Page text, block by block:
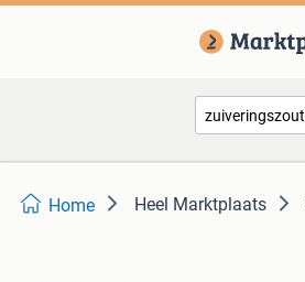
Home Heel Marktplaats